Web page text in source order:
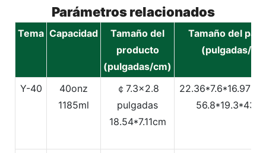
Parámetros relacionados
Tema Capacidad
Tamaño del
producto
(pulgadas/cm)
Tamaño del
(pulgadas/
Y-40
40onz
1185ml
￠7.3x2.8
pulgadas
18.54*7.11cm